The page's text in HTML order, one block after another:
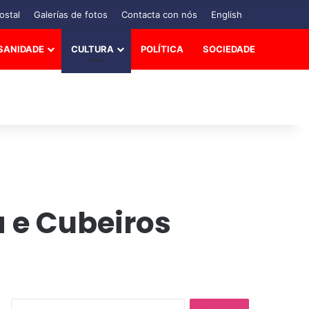
Galerías de fotos Contacta con nós English
CULTURA POLÍTICA SOCIEDADE
Cubeiros